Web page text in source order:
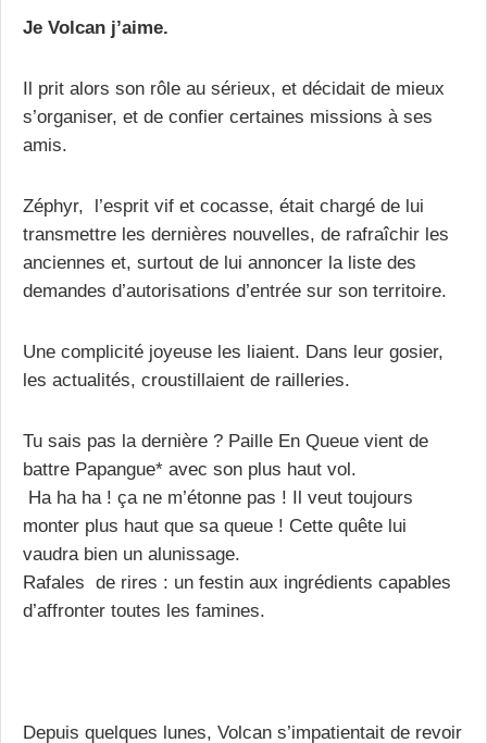
Je Volcan j’aime.
Il prit alors son rôle au sérieux, et décidait de mieux
s’organiser, et de confier certaines missions à ses
amis.
Zéphyr, l’esprit vif et cocasse, était chargé de lui
transmettre les dernières nouvelles, de rafraîchir les
anciennes et, surtout de lui annoncer la liste des
demandes d’autorisations d’entrée sur son territoire.
Une complicité joyeuse les liaient. Dans leur gosier,
les actualités, croustillaient de railleries.
Tu sais pas la dernière ? Paille En Queue vient de
battre Papangue* avec son plus haut vol.
Ha ha ha ! ça ne m’étonne pas ! Il veut toujours
monter plus haut que sa queue ! Cette quête lui
vaudra bien un alunissage.
Rafales de rires : un festin aux ingrédients capables
d’affronter toutes les famines.
Depuis quelques lunes, Volcan s’impatientait de revoir